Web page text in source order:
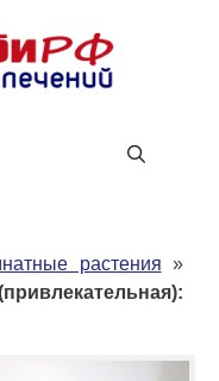
растения »